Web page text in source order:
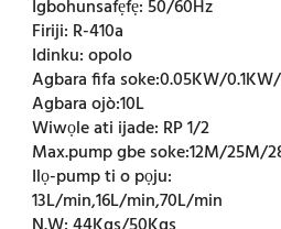
Igbohunsafẹfẹ:50/60Hz
Firiji: R-410a
Idinku:opolo
Agbara fifa soke:0.05KW/
Agbara ojò:10L
Wiwọle ati ijade: RP 1/2
Max.pump gbe soke:12M/25M/
Ilọ-pump ti o pọju:
13L/min,16L/min,70L/min